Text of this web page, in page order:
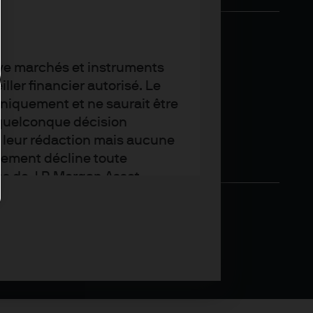
marchés et instruments
financier autorisé. Le
et ne saurait être
décision
rédaction mais aucune
décline toute
de J.P. Morgan Asset